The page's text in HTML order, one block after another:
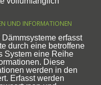
UND INFORMATIONEN
erfasst
durch eine betroffene
System eine Reihe
Diese
werden in den
Erfasst werden